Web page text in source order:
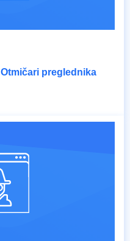
Otmičari preglednika